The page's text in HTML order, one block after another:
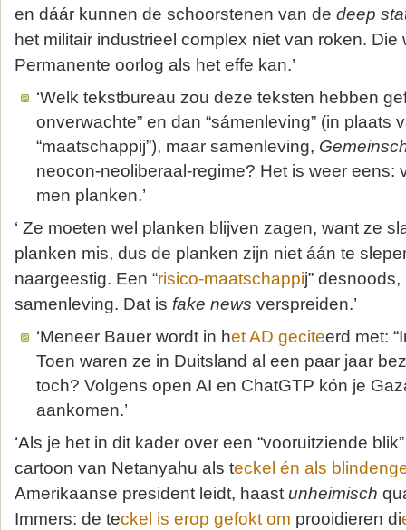
en dáár kunnen de schoorstenen van de deep
het militair industrieel complex niet van roken. Die
Permanente oorlog als het effe kan.’
‘Welk tekstbureau zou deze teksten hebben
onverwachte” en dan “sámenleving” (in plaats
“maatschappij”), maar samenleving,
neocon-neoliberaal-regime? Het is weer eens:
men planken.’
‘ Ze moeten wel planken blijven zagen, want ze
planken mis, dus de planken zijn niet áán te
naargeestig. Een “risico-maatschappij”
samenleving. Dat is fake news verspreiden.’
‘Meneer Bauer wordt in het AD geciteerd met:
Toen waren ze in Duitsland al een paar jaar
toch? Volgens open AI en ChatGTP kón je
aankomen.’
‘Als je het in dit kader over een “vooruitziende
cartoon van Netanyahu als teckel én als
Amerikaanse president leidt, haast unheimisch
Immers: de teckel is erop gefokt om prooidieren di